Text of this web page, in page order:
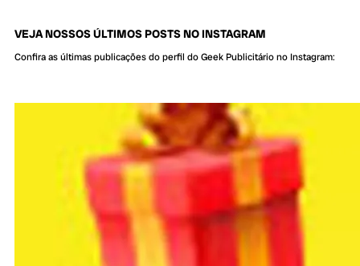
VEJA NOSSOS ÚLTIMOS POSTS NO INSTAGRAM
Confira as últimas publicações do perfil do Geek Publicitário no Instagram: